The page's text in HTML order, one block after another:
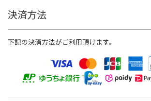
決済方法
下記の決済方法がご利用頂けます。